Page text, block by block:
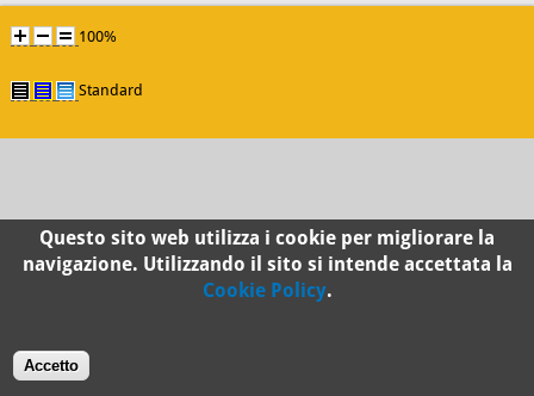
100%
Standard
Questo sito web utilizza i cookie per migliorare la
navigazione. Utilizzando il sito si intende accettata la
Cookie Policy.
Accetto